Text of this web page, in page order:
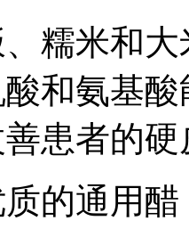
糯米和
和氨基
患者的
的通用